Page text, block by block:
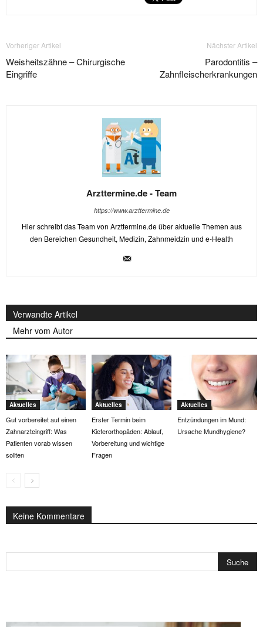
Vorheriger Artikel
Weisheitszähne – Chirurgische
Eingriffe
Nächster Artikel
Parodontitis –
Zahnfleischerkrankungen
Arzttermine.de - Team
https://www.arzttermine.de
Hier schreibt das Team von Arzttermine.de über aktuelle Themen aus
den Bereichen Gesundheit, Medizin, Zahnmeidzin und e-Health
Verwandte Artikel
Mehr vom Autor
Aktuelles
Gut vorbereitet auf einen
Zahnarzteingriff: Was
Patienten vorab wissen
sollten
Aktuelles
Erster Termin beim
Kieferorthopäden: Ablauf,
Vorbereitung und wichtige
Fragen
Aktuelles
Entzündungen im Mund:
Ursache Mundhygiene?
Keine Kommentare